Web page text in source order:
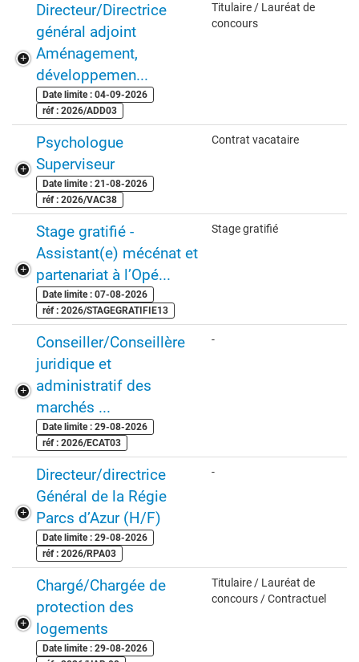
Directeur/Directrice
général adjoint
Aménagement,
développemen...
Date limite : 04-09-2026
réf : 2026/ADD03
Titulaire / Lauréat de
concours
Psychologue
Superviseur
Date limite : 21-08-2026
réf : 2026/VAC38
Contrat vacataire
Stage gratifié -
Assistant(e) mécénat et
partenariat à l’Opé...
Date limite : 07-08-2026
réf : 2026/STAGEGRATIFIE13
Stage gratifié
Conseiller/Conseillère
juridique et
administratif des
marchés ...
Date limite : 29-08-2026
réf : 2026/ECAT03
-
Directeur/directrice
Général de la Régie
Parcs d’Azur (H/F)
Date limite : 29-08-2026
réf : 2026/RPA03
-
Chargé/Chargée de
protection des
logements
Date limite : 29-08-2026
Titulaire / Lauréat de
concours / Contractuel